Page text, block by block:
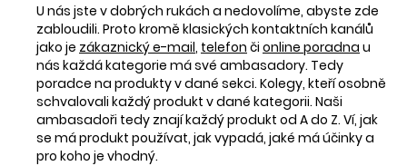
U nás jste v dobrých rukách a nedovolíme, abyste zde
zabloudili. Proto kromě klasických kontaktních kanálů
jako je zákaznický e-mail, telefon či online poradna u
nás každá kategorie má své ambasadory. Tedy
poradce na produkty v dané sekci. Kolegy, kteří osobně
schvalovali každý produkt v dané kategorii. Naši
ambasadoři tedy znají každý produkt od A do Z. Ví, jak
se má produkt používat, jak vypadá, jaké má účinky a
pro koho je vhodný.